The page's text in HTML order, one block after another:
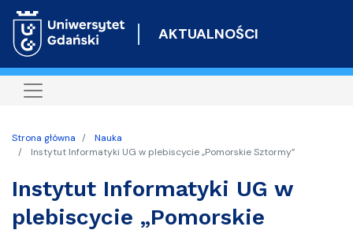
do
AKTUALNOŚCI
Strona główna
Nauka
Instytut Informatyki UG w plebiscycie „Pomorskie Sztormy”
Instytut Informatyki UG w
plebiscycie „Pomorskie